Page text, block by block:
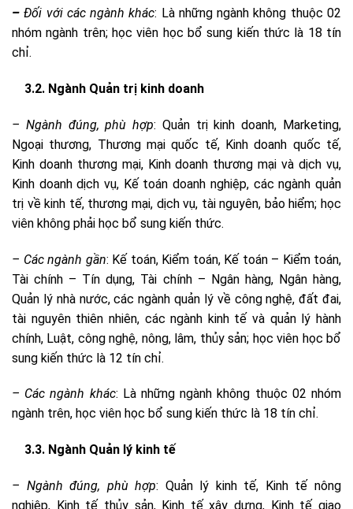
–Đối với các ngành khác: Là những ngành không thuộc 02
nhóm ngành trên; học viên học bổ sung kiến thức là 18 tín
chỉ.
3.2. Ngành Quản trị kinh doanh
– Ngành đúng, phù hợp: Quản trị kinh doanh, Marketing,
Ngoại thương, Thương mại quốc tế, Kinh doanh quốc tế,
Kinh doanh thương mại, Kinh doanh thương mại và dịch vụ,
Kinh doanh dịch vụ, Kế toán doanh nghiệp, các ngành quản
trị về kinh tế, thương mại, dịch vụ, tài nguyên, bảo hiểm; học
viên không phải học bổ sung kiến thức.
– Các ngành gần: Kế toán, Kiểm toán, Kế toán – Kiểm toán,
Tài chính – Tín dụng, Tài chính – Ngân hàng, Ngân hàng,
Quản lý nhà nước, các ngành quản lý về công nghệ, đất đai,
tài nguyên thiên nhiên, các ngành kinh tế và quản lý hành
chính, Luật, công nghệ, nông, lâm, thủy sản; học viên học bổ
sung kiến thức là 12 tín chỉ.
– Các ngành khác: Là những ngành không thuộc 02 nhóm
ngành trên, học viên học bổ sung kiến thức là 18 tín chỉ.
3.3. Ngành Quản lý kinh tế
– Ngành đúng, phù hợp: Quản lý kinh tế, Kinh tế nông
nghiệp, Kinh tế thủy sản, Kinh tế xây dựng, Kinh tế giao